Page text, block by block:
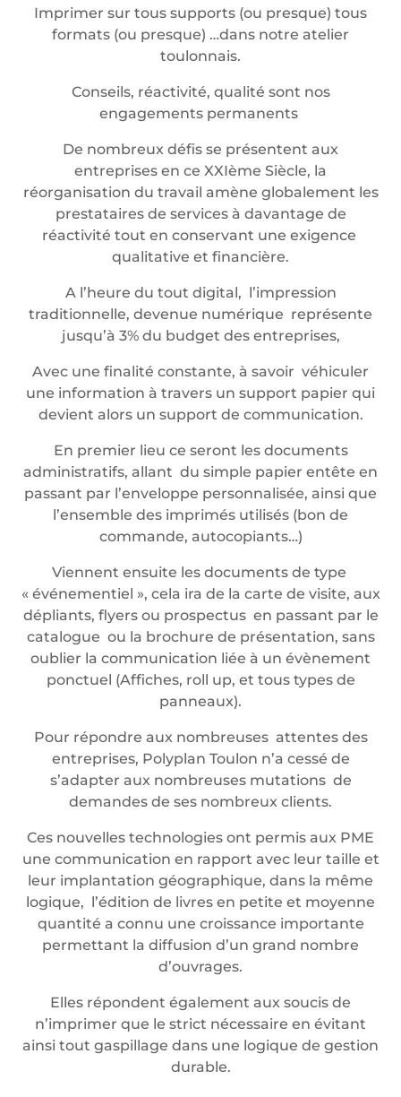
Imprimer sur tous supports (ou presque) tous
formats (ou presque) …dans notre atelier
toulonnais.
Conseils, réactivité, qualité sont nos
engagements permanents
De nombreux défis se présentent aux
entreprises en ce XXIème Siècle, la
réorganisation du travail amène globalement les
prestataires de services à davantage de
réactivité tout en conservant une exigence
qualitative et financière.
A l’heure du tout digital, l’impression
traditionnelle, devenue numérique représente
jusqu’à 3% du budget des entreprises,
Avec une finalité constante, à savoir véhiculer
une information à travers un support papier qui
devient alors un support de communication.
En premier lieu ce seront les documents
administratifs, allant du simple papier entête en
passant par l’enveloppe personnalisée, ainsi que
l’ensemble des imprimés utilisés (bon de
commande, autocopiants…)
Viennent ensuite les documents de type
« événementiel », cela ira de la carte de visite, aux
dépliants, flyers ou prospectus en passant par le
catalogue ou la brochure de présentation, sans
oublier la communication liée à un évènement
ponctuel (Affiches, roll up, et tous types de
panneaux).
Pour répondre aux nombreuses attentes des
entreprises, Polyplan Toulon n’a cessé de
s’adapter aux nombreuses mutations de
demandes de ses nombreux clients.
Ces nouvelles technologies ont permis aux PME
une communication en rapport avec leur taille et
leur implantation géographique, dans la même
logique, l’édition de livres en petite et moyenne
quantité a connu une croissance importante
permettant la diffusion d’un grand nombre
d’ouvrages.
Elles répondent également aux soucis de
n’imprimer que le strict nécessaire en évitant
ainsi tout gaspillage dans une logique de gestion
durable.